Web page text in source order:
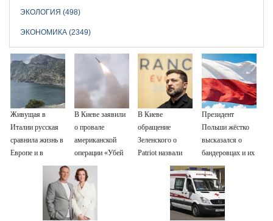
ЭКОЛОГИЯ (498)
ЭКОНОМИКА (2349)
Живущая в
Италии русская
сравнила жизнь в
Европе и в
В Киеве заявили
о провале
американской
операции «Убей
лучника» против
России
В Киеве
обращение
Зеленского о
Patriot назвали
«комедией»
Президент
Польши жёстко
высказался о
бандеровцах и их
идеологии